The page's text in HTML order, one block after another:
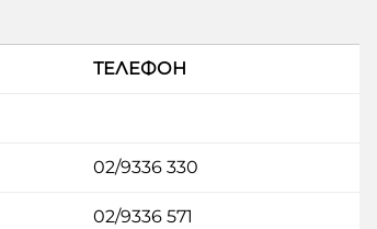
ТЕЛЕФОН
02/9336 330
02/9336 571